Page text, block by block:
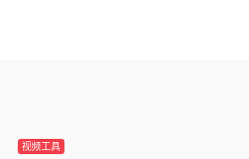
视频工具